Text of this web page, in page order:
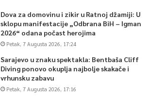
Dova za domovinu i zikir u Ratnoj džamiji: U
sklopu manifestacije „Odbrana BiH – Igman
2026“ odana počast herojima
Petak, 7 Augusta 2026, 17:24
Sarajevo u znaku spektakla: Bentbaša Cliff
Diving ponovo okuplja najbolje skakače i
vrhunsku zabavu
Petak, 7 Augusta 2026, 17:16